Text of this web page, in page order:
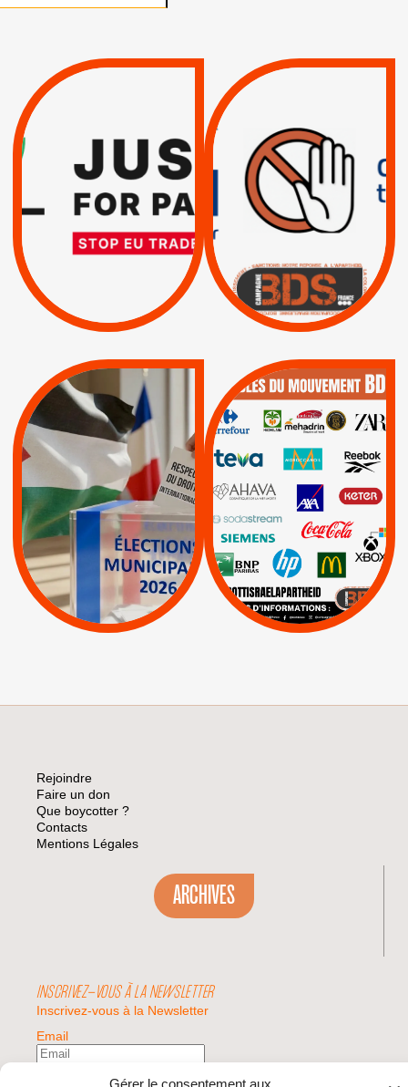
Gérer le consentement aux
VIOLATIONS DES
SUSPENSION
TOTALE DE
L’ACCORD
D’ASSOCIATION UE-
ISRAËL
| Pétitions
INTERNATIONAL ?
TRUMP, MACRON :
MÊME COMBAT
| Actus |
| Boycott militaire |
Lettres d'interpellation
MUNICIPALES 2026 :
JE VOTE POUR LE
RESPECT DU DROIT
INTERNATIONAL EN
PALESTINE
APPELS | Actus |
Espaces Sans
Apartheid
| Lettres d'interpellation
QUE BOYCOTTER ?
BOYCOTT /
AXA BNP | CAF |
Carrefour | HP |
Keter |
Livres et brochures |
Mehadrin | PUMA
Sodastream |
Visuels, tracts,
affiches,...
Rejoindre
Faire un don
Que boycotter ?
Contacts
Mentions Légales
ARCHIVES
INSCRIVEZ-VOUS À LA NEWSLETTER
Inscrivez-vous à la Newsletter
Email